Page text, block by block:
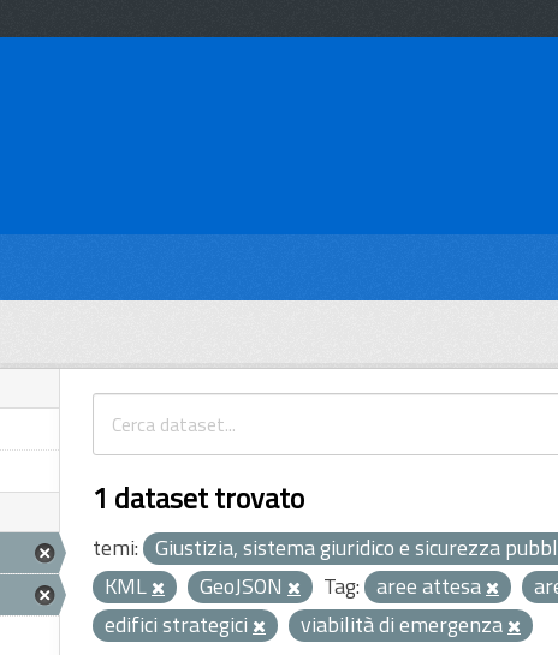
1 dataset trovato
temi: Giustizia, sistema giuridico e sicurezza
KML
GeoJSON Tag: aree attesa
edifici strategici
viabilità di emergenza